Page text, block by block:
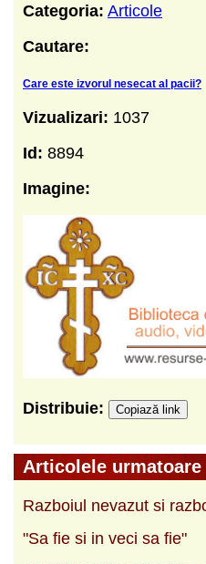
Categoria: Articole
Cautare:
Care este izvorul nesecat al pacii?
Vizualizari: 1037
Id: 8894
Imagine:
Distribuie: Copiază link
Articolele urmatoare
Razboiul nevazut si
"Sa fie si in veci sa fie"